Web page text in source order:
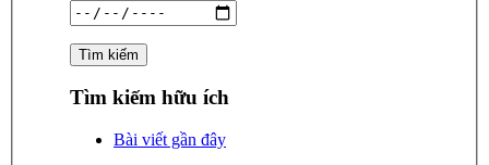
Tìm kiếm hữu ích
Bài viết gần đây